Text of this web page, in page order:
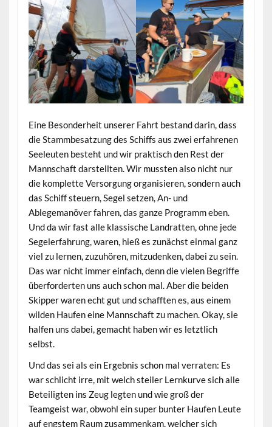
Eine Besonderheit unserer Fahrt bestand darin, dass
die Stammbesatzung des Schiffs aus zwei erfahrenen
Seeleuten besteht und wir praktisch den Rest der
Mannschaft darstellten. Wir mussten also nicht nur
die komplette Versorgung organisieren, sondern auch
das Schiff steuern, Segel setzen, An- und
Ablegemanöver fahren, das ganze Programm eben.
Und da wir fast alle klassische Landratten, ohne jede
Segelerfahrung, waren, hieß es zunächst einmal ganz
viel zu lernen, zuzuhören, mitzudenken, dabei zu sein.
Das war nicht immer einfach, denn die vielen Begriffe
überforderten uns auch schon mal. Aber die beiden
Skipper waren echt gut und schafften es, aus einem
wilden Haufen eine Mannschaft zu machen. Okay, sie
halfen uns dabei, gemacht haben wir es letztlich
selbst.
Und das sei als ein Ergebnis schon mal verraten: Es
war schlicht irre, mit welch steiler Lernkurve sich alle
Beteiligten ins Zeug legten und wie groß der
Teamgeist war, obwohl ein super bunter Haufen Leute
auf engstem Raum zusammenkam, welcher sich